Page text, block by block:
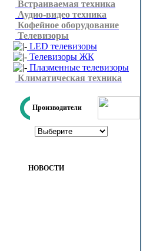
Встраиваемая техника
Аудио-видео техника
Кофейное оборудование
Телевизоры
LED телевизоры
Телевизоры ЖК
Плазменные телевизоры
Климатическая техника
Производители
НОВОСТИ